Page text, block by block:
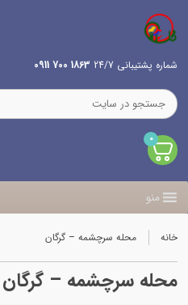
شماره پشتیبانی 24/7 1863 700 0911
0
منو
خانه محله سرچشمه – گرگان
محله سرچشمه – گرگان